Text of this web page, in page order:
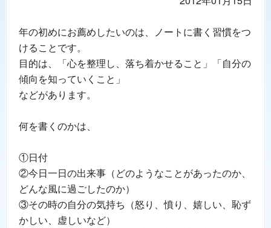
年の初めにお薦めしたいのは、ノートに書く習慣をつ
けることです。
目的は、「心を整理し、落ち着かせること」「自分の
傾向を知っていくこと」
などがあります。
何を書くのかは、
①日付
②今日一日の出来事（どのようなことがあったのか、
どんな風に過ごしたのか）
③その時の自分の気持ち（怒り、憤り、嬉しい、恥ず
かしい、虚しいなど）